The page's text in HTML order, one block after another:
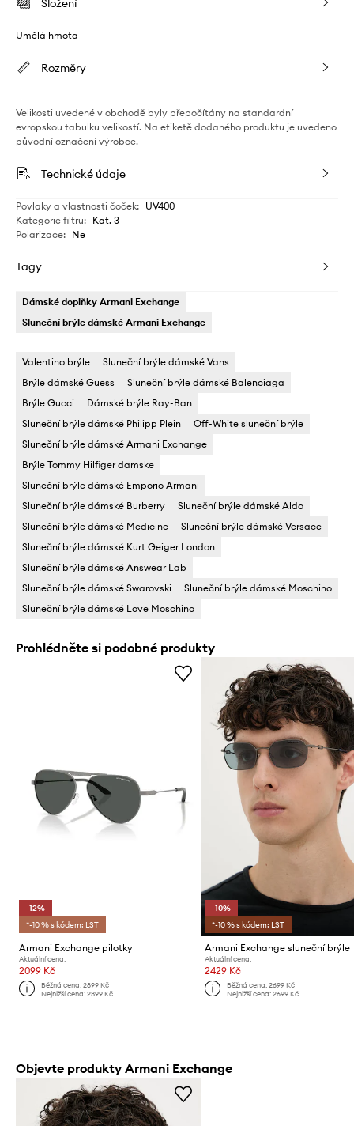
Složení
Umělá hmota
Rozměry
Velikosti uvedené v obchodě byly přepočítány na standardní
evropskou tabulku velikostí. Na etiketě dodaného produktu je uvedeno
původní označení výrobce.
Technické údaje
Povlaky a vlastnosti čoček: UV400
Kategorie filtru: Kat. 3
Polarizace: Ne
Tagy
Dámské doplňky Armani Exchange
Sluneční brýle dámské Armani Exchange
Valentino brýle
Sluneční brýle dámské Vans
Brýle dámské Guess
Sluneční brýle dámské Balenciaga
Brýle Gucci
Dámské brýle Ray-Ban
Sluneční brýle dámské Philipp Plein
Off-White sluneční brýle
Sluneční brýle dámské Armani Exchange
Brýle Tommy Hilfiger damske
Sluneční brýle dámské Emporio Armani
Sluneční brýle dámské Burberry
Sluneční brýle dámské Aldo
Sluneční brýle dámské Medicine
Sluneční brýle dámské Versace
Sluneční brýle dámské Kurt Geiger London
Sluneční brýle dámské Answear Lab
Sluneční brýle dámské Swarovski
Sluneční brýle dámské Moschino
Sluneční brýle dámské Love Moschino
Prohlédněte si podobné produkty
-12%
*-10 % s kódem: LST
Armani Exchange pilotky
Aktuální cena:
2099 Kč
Běžná cena:2899 Kč
Nejnižší cena:2399 Kč
-10%
*-10 % s kódem: LST
Armani Exchange sluneční brýle
Aktuální cena:
2429 Kč
Běžná cena: 2699 Kč
Nejnižší cena: 2699 Kč
Objevte produkty Armani Exchange